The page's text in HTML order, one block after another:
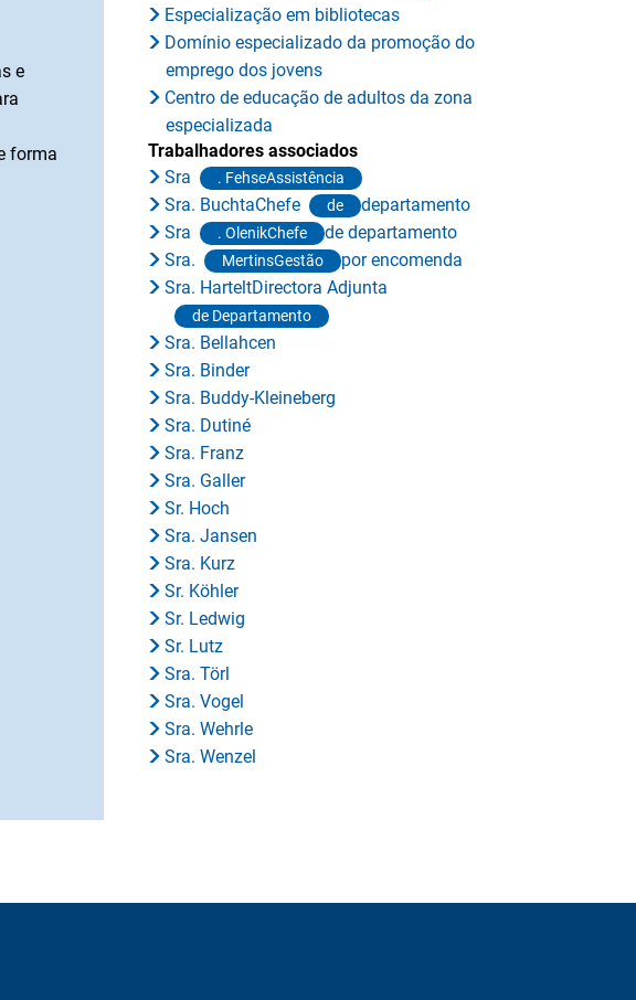
e
forma
Especialização em bibliotecas
Domínio especializado da promoção do
emprego dos jovens
Centro de educação de adultos da zona
especializada
Trabalhadores associados
Sra
. FehseAssistência
Sra. BuchtaChefe de
departamento
Sra
. OlenikChefe
de departamento
Sra.
MertinsGestão
por encomenda
Sra. HarteltDirectora Adjunta
de Departamento
Sra. Bellahcen
Sra. Binder
Sra. Buddy-Kleineberg
Sra. Dutiné
Sra. Franz
Sra. Galler
Sr. Hoch
Sra. Jansen
Sra. Kurz
Sr. Köhler
Sr. Ledwig
Sr. Lutz
Sra. Törl
Sra. Vogel
Sra. Wehrle
Sra. Wenzel